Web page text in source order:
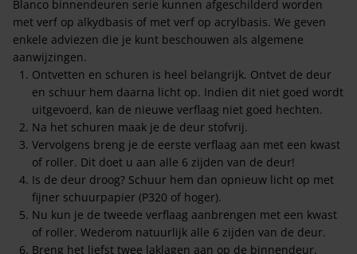
Blanco binnendeuren serie kunnen afgeschilderd worden
met verf op alkydbasis of met verf op acrylbasis. We geven
enkele adviezen die je kunt beschouwen als algemene
aanwijzingen.
Ontvetten en schuren is heel belangrijk. Ontvet de deur
en schuur hem daarna licht op. Indien dit niet goed wordt
uitgevoerd, kan de nieuwe verflaag niet goed hechten.
Na het schuren maak je de deur stofvrij.
Vervolgens breng je de eerste verflaag aan met een kwast
of roller. Dit doet u aan alle 6 zijden van de deur!
Is de deur droog? Schuur hem dan opnieuw licht op met
fijner schuurpapier (P320 of hoger).
Nu kun je de tweede verflaag aanbrengen met een kwast
of roller. Wederom natuurlijk alle 6 zijden van de deur.
Breng het liefst twee laklagen aan op de binnendeur.